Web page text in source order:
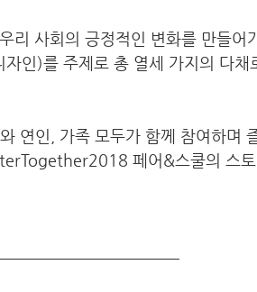
사회의 긍정적인 변화를 만들어
인)를 주제로 총 열세 가지의 다채
연인, 가족 모두가 함께 참여하며
페어&스쿨의 스